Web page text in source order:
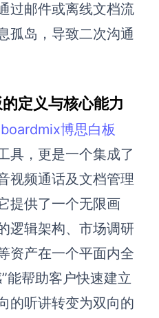
战略与流程设计
生成SWOT分析
生成PEST分析
生成5Why分析
生成平衡计分卡
生成时间管理四象限
生成胜任力模型
过邮件或离线文档流
孤岛，导致二次沟通
定义与核心能力
boardmix博思白板
具，更是一个集成了
视频通话及文档管理
提供了一个无限画
逻辑架构、市场调研
资产在一个平面内全
能帮助客户快速建立
的听讲转变为双向的